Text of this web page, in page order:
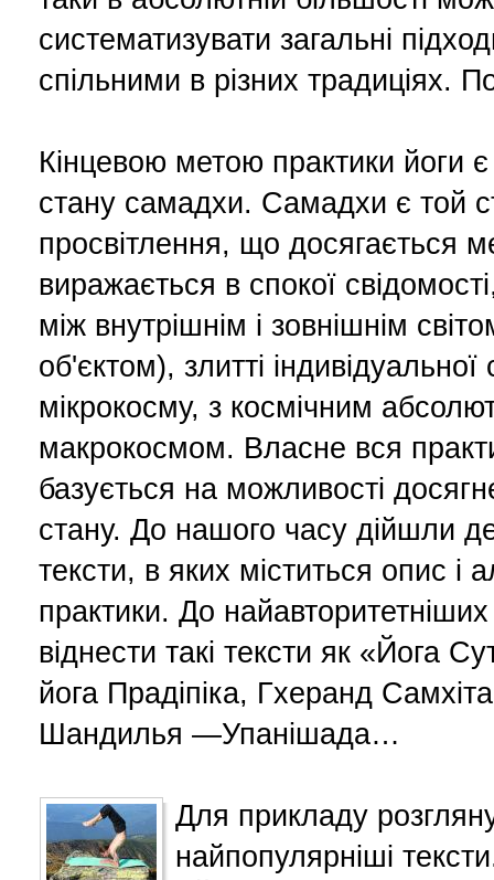
систематизувати загальні
спільними в різних традиціях.
Кінцевою метою практики йоги
стану самадхи. Самадхи є той
просвітлення, що досягається
виражається в спокої
між внутрішнім і зовнішнім
об'єктом), злитті індивідуальної
мікрокосму, з космічним
макрокосмом. Власне вся
базується на можливості
стану. До нашого часу дійшли
тексти, в яких міститься опис і
практики. До
віднести такі тексти як «Йога
йога Прадіпіка, Гхеранд
Шандилья —Упанішада…
Для прикладу
найпопулярніші